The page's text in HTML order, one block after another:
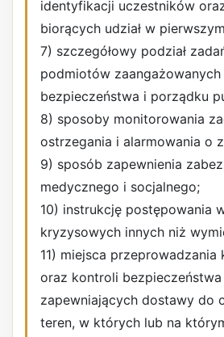
identyfikacji uczestników
biorących udział w
7) szczegółowy podział
podmiotów
bezpieczeństwa i porządku
8) sposoby monitorowania
ostrzegania i alarmowania o
9) sposób zapewnienia
medycznego i socjalnego;
10) instrukcję postępowania
kryzysowych innych niż
11) miejsca
oraz kontroli
zapewniających dostawy do
teren, w których lub na